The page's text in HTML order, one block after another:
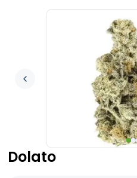
Dolato